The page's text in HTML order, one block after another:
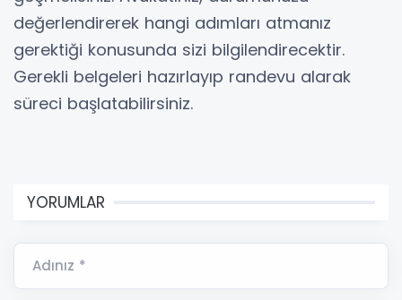
değerlendirerek hangi adımları atmanız
gerektiği konusunda sizi bilgilendirecektir.
Gerekli belgeleri hazırlayıp randevu alarak
süreci başlatabilirsiniz.
YORUMLAR
Adınız *